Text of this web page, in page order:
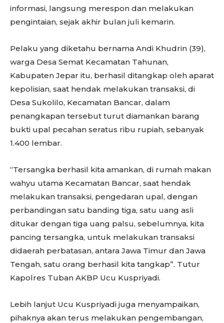
informasi, langsung merespon dan melakukan
pengintaian, sejak akhir bulan juli kemarin.
Pelaku yang diketahu bernama Andi Khudrin (39),
warga Desa Semat Kecamatan Tahunan,
Kabupaten Jepar itu, berhasil ditangkap oleh aparat
kepolisian, saat hendak melakukan transaksi, di
Desa Sukolilo, Kecamatan Bancar, dalam
penangkapan tersebut turut diamankan barang
bukti upal pecahan seratus ribu rupiah, sebanyak
1.400 lembar.
“Tersangka berhasil kita amankan, di rumah makan
wahyu utama Kecamatan Bancar, saat hendak
melakukan transaksi, pengedaran upal, dengan
perbandingan satu banding tiga, satu uang asli
ditukar dengan tiga uang palsu, sebelumnya, kita
pancing tersangka, untuk melakukan transaksi
didaerah perbatasan, antara Jawa Timur dan Jawa
Tengah, satu orang berhasil kita tangkap”. Tutur
Kapolres Tuban AKBP Ucu Kuspriyadi.
Lebih lanjut Ucu Kuspriyadi juga menyampaikan,
pihaknya akan terus melakukan pengembangan,